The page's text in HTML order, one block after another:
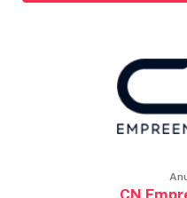
CN